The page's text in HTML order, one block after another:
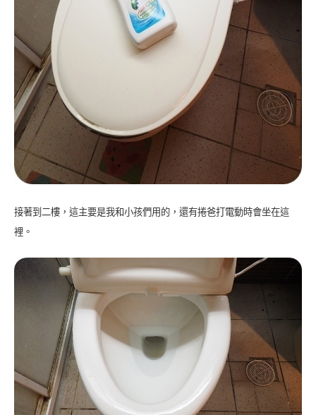
接著到二樓，這主要是我和小孩們用的，還有捲爸打電動時會坐在這
裡。